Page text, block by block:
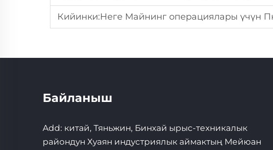
Кийинки:Неге Майнинг операциялары үчүн Пневматикалык Таш Бургалоолорду
Байланыш
Add: китай, Тяньжин, Бинхай ырыс-техникалык
райондун Хуаян индустриялык аймактың Мейюан